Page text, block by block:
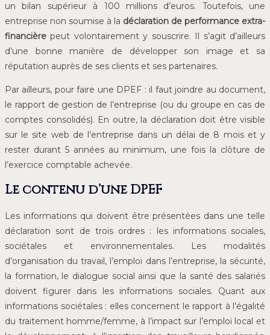
un bilan supérieur à 100 millions d’euros. Toutefois, une
entreprise non soumise à la déclaration de performance extra-
financièrepeut volontairement y souscrire. Il s’agit d’ailleurs
d’une bonne manière de développer son image et sa
réputation auprès de ses clients et ses partenaires.
Par ailleurs, pour faire une DPEF : il faut joindre au document,
le rapport de gestion de l’entreprise (ou du groupe en cas de
comptes consolidés). En outre, la déclaration doit être visible
sur le site web de l’entreprise dans un délai de 8 mois et y
rester durant 5 années au minimum, une fois la clôture de
l’exercice comptable achevée.
Le contenu d’une DPEF
Les informations qui doivent être présentées dans une telle
déclaration sont de trois ordres : les informations sociales,
sociétales et environnementales. Les modalités
d’organisation du travail, l’emploi dans l’entreprise, la sécurité,
la formation, le dialogue social ainsi que la santé des salariés
doivent figurer dans les informations sociales. Quant aux
informations sociétales : elles concernent le rapport à l’égalité
du traitement homme/femme, à l’impact sur l’emploi local et